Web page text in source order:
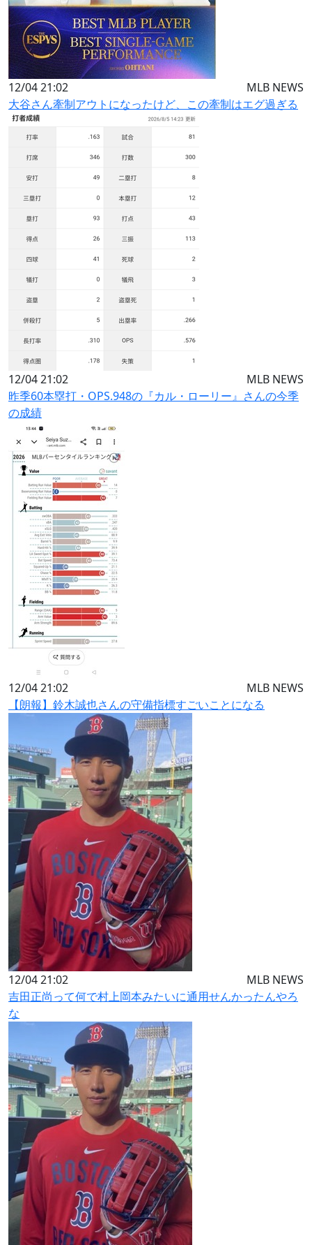
12/04 21:02
MLB NEWS
大谷さん牽制アウトになったけど、この牽制はエグ過ぎる
12/04 21:02
MLB NEWS
昨季60本塁打・OPS.948の『カル・ローリー』さんの今季
の成績
12/04 21:02
MLB NEWS
【朗報】鈴木誠也さんの守備指標すごいことになる
12/04 21:02
MLB NEWS
吉田正尚って何で村上岡本みたいに通用せんかったんやろ
な